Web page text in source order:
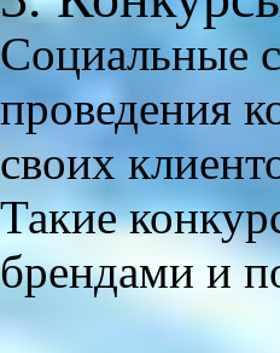
Социальные
проведения
своих
Такие
брендами и